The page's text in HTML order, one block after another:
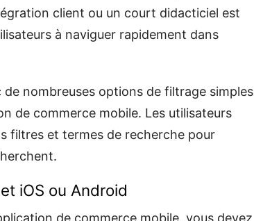
client ou un court didacticiel est
à naviguer rapidement dans
nombreuses options de filtrage simples
de commerce mobile. Les utilisateurs
filtres et termes de recherche pour
iOS ou Android
de commerce mobile, vous devez